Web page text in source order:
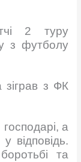
2 туру
з футболу
з ФК
а
відповідь.
та